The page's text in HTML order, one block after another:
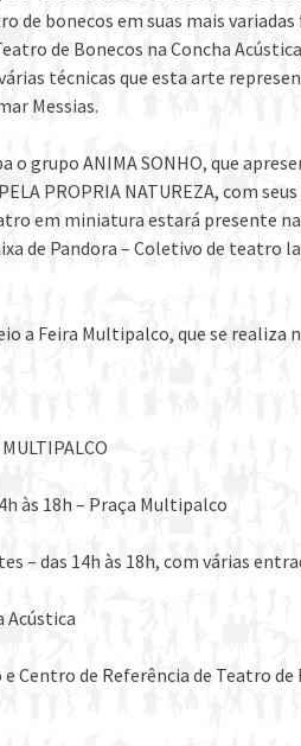
de bonecos em suas mais
de Bonecos na Concha
técnicas que esta arte
Messias.
grupo ANIMA SONHO, que
PROPRIA NATUREZA, com
em miniatura estará presente
de Pandora – Coletivo de teatro
a Feira Multipalco, que se realiza
às 18h – Praça Multipalco
– das 14h às 18h, com várias
Acústica
Centro de Referência de Teatro de